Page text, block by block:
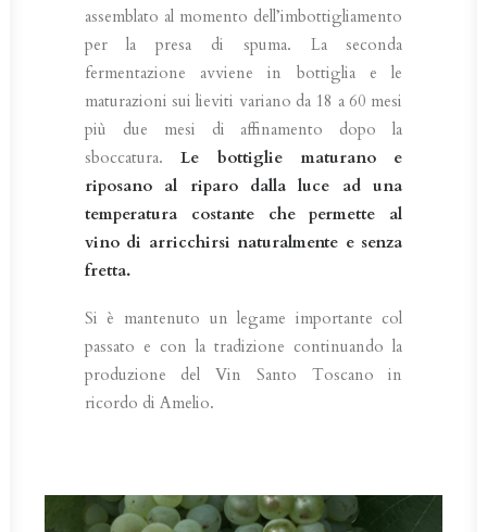
assemblato al momento dell’imbottigliamento
per la presa di spuma. La seconda
fermentazione avviene in bottiglia e le
maturazioni sui lieviti variano da 18 a 60 mesi
più due mesi di affinamento dopo la
sboccatura.Le bottiglie maturano e
riposano al riparo dalla luce ad una
temperatura costante che permette al
vino di arricchirsi naturalmente e senza
fretta.
Si è mantenuto un legame importante col
passato e con la tradizione continuando la
produzione del Vin Santo Toscano in
ricordo di Amelio.